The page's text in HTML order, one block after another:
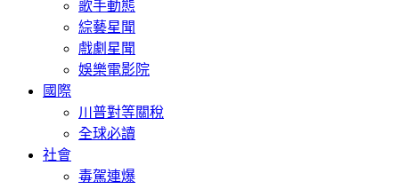
歌手動態
綜藝星聞
戲劇星聞
娛樂電影院
國際
川普對等關稅
全球必讀
社會
毒駕連爆